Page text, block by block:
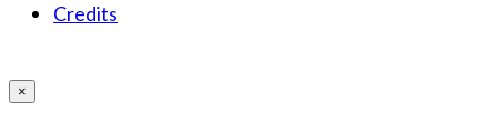
Credits
×